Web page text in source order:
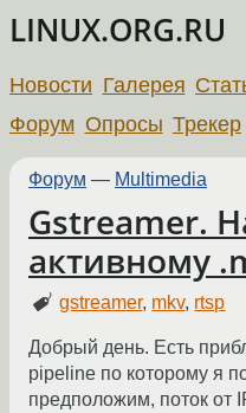
LINUX.ORG.RU
Новости Галерея
Форум Опросы Трекер
Форум — Multimedia
Gstreamer.
активному
gstreamer, mkv, rtsp
Добрый день. Есть
pipeline по которому я
предположим, поток от